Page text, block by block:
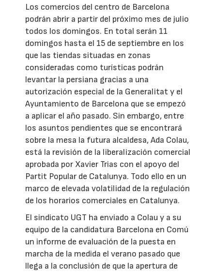
Los comercios del centro de Barcelona
podrán abrir a partir del próximo mes de julio
todos los domingos. En total serán 11
domingos hasta el 15 de septiembre en los
que las tiendas situadas en zonas
consideradas como turísticas podrán
levantar la persiana gracias a una
autorización especial de la Generalitat y el
Ayuntamiento de Barcelona que se empezó
a aplicar el año pasado. Sin embargo, entre
los asuntos pendientes que se encontrará
sobre la mesa la futura alcaldesa, Ada Colau,
está la revisión de la liberalización comercial
aprobada por Xavier Trias con el apoyo del
Partit Popular de Catalunya. Todo ello en un
marco de elevada volatilidad de la regulación
de los horarios comerciales en Catalunya.
El sindicato UGT ha enviado a Colau y a su
equipo de la candidatura Barcelona en Comú
un informe de evaluación de la puesta en
marcha de la medida el verano pasado que
llega a la conclusión de que la apertura de